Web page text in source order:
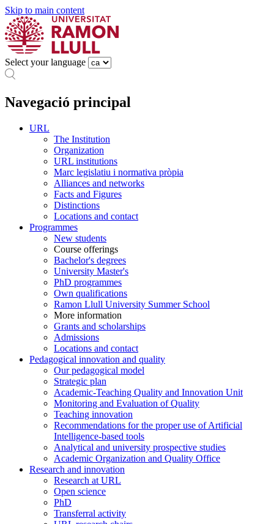
Skip to main content
Select your language
Navegació principal
URL
The Institution
Organization
URL institutions
Marc legislatiu i normativa pròpia
Alliances and networks
Facts and Figures
Distinctions
Locations and contact
Programmes
New students
Course offerings
Bachelor's degrees
University Master's
PhD programmes
Own qualifications
Ramon Llull University Summer School
More information
Grants and scholarships
Admissions
Locations and contact
Pedagogical innovation and quality
Our pedagogical model
Strategic plan
Academic-Teaching Quality and Innovation Unit
Monitoring and Evaluation of Quality
Teaching innovation
Recommendations for the proper use of Artificial
Intelligence-based tools
Analytical and university prospective studies
Academic Organization and Quality Office
Research and innovation
Research at URL
Open science
PhD
Transferral activity